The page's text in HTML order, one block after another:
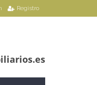
Registro